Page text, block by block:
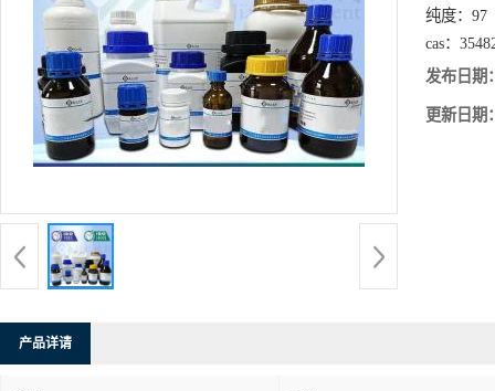
纯度： 97
cas：
发布日期
更新日期
产品详请